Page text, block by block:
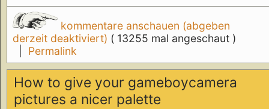
kommentare anschauen (abgeben
derzeit deaktiviert) ( 13255 mal angeschaut )
Permalink
How to give your gameboycamera
pictures a nicer palette